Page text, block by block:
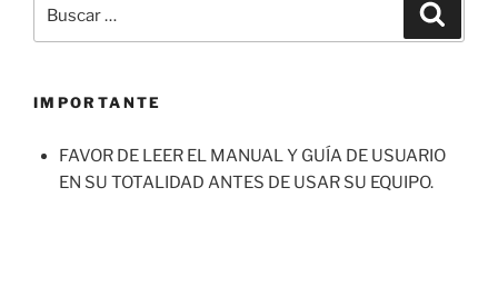
por:
IMPORTANTE
FAVOR DE LEER EL MANUAL Y GUÍA DE USUARIO
EN SU TOTALIDAD ANTES DE USAR SU EQUIPO.